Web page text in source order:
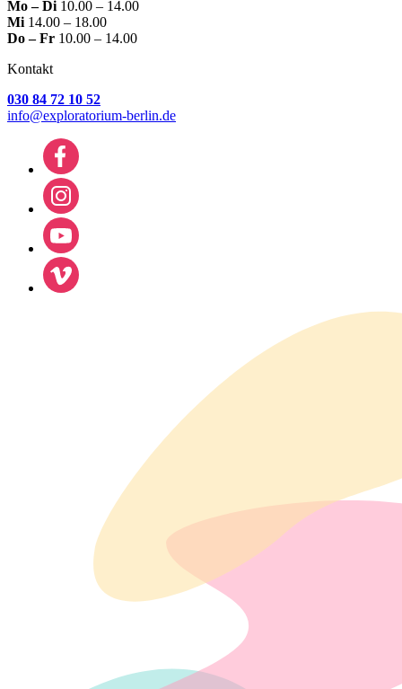
Mo – Di 10.00 – 14.00
Mi 14.00 – 18.00
Do – Fr 10.00 – 14.00
Kontakt
030 84 72 10 52
info@exploratorium-berlin.de